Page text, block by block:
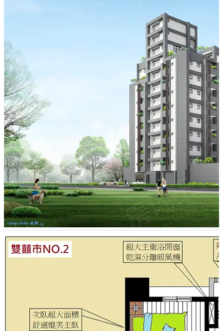
★監控攝影:社區四面八方適當位置均設置攝錄影機,安全
無虞
★磁簧:各戶玄關大門均裝設磁簧式保全設備之線路,二樓
各窗及 有露臺戶之各窗亦有設置․
建案開箱｜雙囍市2期 烏日溪南 真正蛋黃區核心 地標首席
靜巷宅 https://blog.housetube.tw/16371
雙囍市2期｜烏日溪南商圈 稀有大樓新案 858萬起入主南
台中 最後機會！！ https://blog.housetube.tw/16478